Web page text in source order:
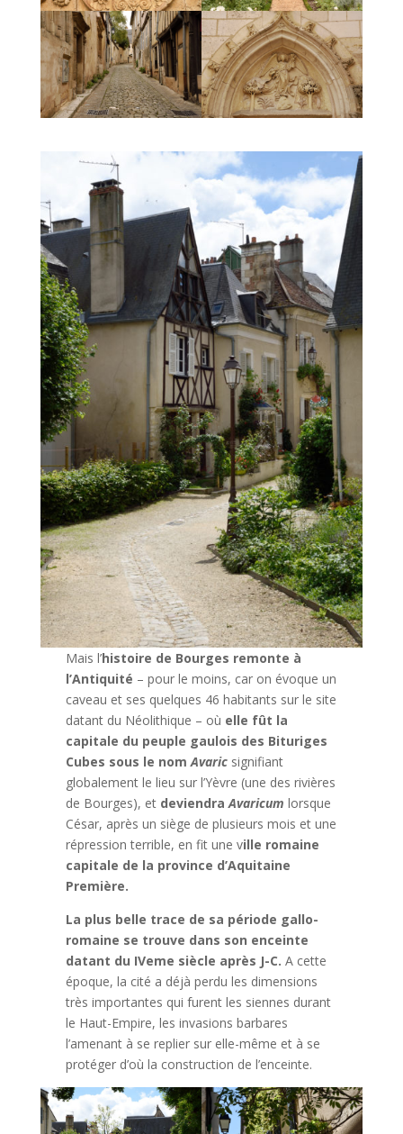
Mais l’histoire de Bourges remonte à
l’Antiquité – pour le moins, car on évoque un
caveau et ses quelques 46 habitants sur le site
datant du Néolithique – où elle fût la
capitale du peuple gaulois des Bituriges
Cubes sous le nomAvaric signifiant
globalement le lieu sur l’Yèvre (une des rivières
de Bourges), et deviendraAvaricum lorsque
César, après un siège de plusieurs mois et une
répression terrible, en fit une ville romaine
capitale de la province d’Aquitaine
Première.
La plus belle trace de sa période gallo-
romaine se trouve dans son enceinte
datant du IVeme siècle après J-C.A cette
époque, la cité a déjà perdu les dimensions
très importantes qui furent les siennes durant
le Haut-Empire, les invasions barbares
l’amenant à se replier sur elle-même et à se
protéger d’où la construction de l’enceinte.